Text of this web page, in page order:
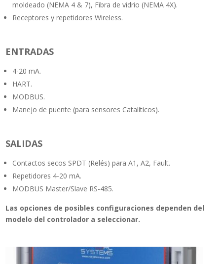
moldeado (NEMA 4 & 7), Fibra de vidrio (NEMA 4X).
Receptores y repetidores Wireless.
ENTRADAS
4-20 mA.
HART.
MODBUS.
Manejo de puente (para sensores Catalíticos).
SALIDAS
Contactos secos SPDT (Relés) para A1, A2, Fault.
Repetidores 4-20 mA.
MODBUS Master/Slave RS-485.
Las opciones de posibles configuraciones dependen del
modelo del controlador a seleccionar.